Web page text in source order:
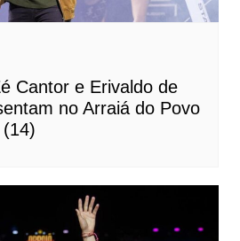
Cantor e Erivaldo de
no Arraiá do Povo